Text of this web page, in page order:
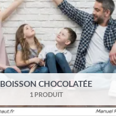
BOISSON CHOCOLATÉE
1 PRODUIT